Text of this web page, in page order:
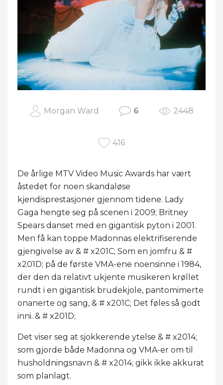
Morgan Ward 6 2448
416
De årlige MTV Video Music Awards har vært
åstedet for noen skandaløse
kjendisprestasjoner gjennom tidene. Lady
Gaga hengte seg på scenen i 2009; Britney
Spears danset med en gigantisk pyton i 2001.
Men få kan toppe Madonnas elektrifiserende
gjengivelse av & # x201C; Som en jomfru & #
x201D; på de første VMA-ene noensinne i 1984,
der den da relativt ukjente musikeren krøllet
rundt i en gigantisk brudekjole, pantomimerte
onanerte og sang, & # x201C; Det føles så godt
inni. & # x201D;
Det viser seg at sjokkerende ytelse & # x2014;
som gjorde både Madonna og VMA-er om til
husholdningsnavn & # x2014; gikk ikke akkurat
som planlagt.